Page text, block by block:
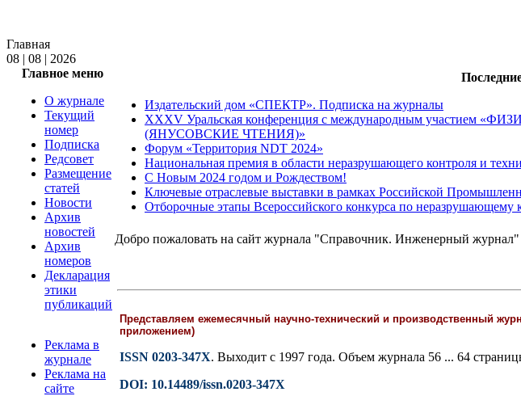
Главная
08 | 08 | 2026
Главное меню
О журнале
Текущий
номер
Подписка
Редсовет
Размещение
статей
Новости
Архив
новостей
Архив
номеров
Декларация
этики
публикаций
Реклама в
журнале
Реклама на
сайте
Издательский дом «СПЕКТР». Подписка на журналы
XXXV Уральская конференция с международным
(ЯНУСОВСКИЕ ЧТЕНИЯ)»
Форум «Территория NDT 2024»
Национальная премия в области неразрушающего контроля и
С Новым 2024 годом и Рождеством!
Ключевые отраслевые выставки в рамках Российской
Отборочные этапы Всероссийского конкурса по
Добро пожаловать на сайт журнала "Справочник. Инженерный журнал"
Представляем ежемесячный научно-технический и производственный
приложением)
ISSN 0203-347X. Выходит с 1997 года. Объем журнала 56 ... 64
DOI: 10.14489/issn.0203-347X